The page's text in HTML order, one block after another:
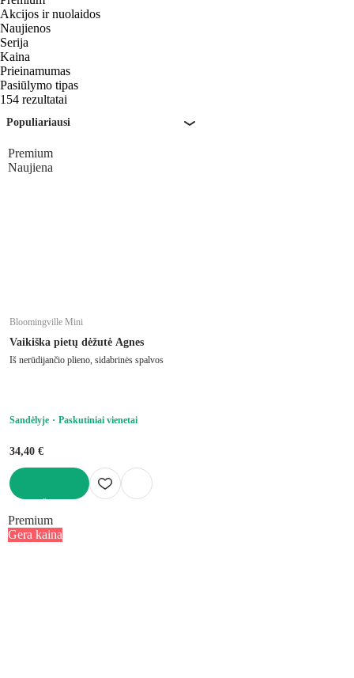
Akcijos ir nuolaidos
Naujienos
Serija
Kaina
Prieinamumas
Pasiūlymo tipas
154 rezultatai
Populiariausi
Premium
Naujiena
Bloomingville Mini
Vaikiška pietų dėžutė Agnes
Iš nerūdijančio plieno, sidabrinės spalvos
Sandėlyje Paskutiniai vienetai
34,40 €
Premium
Gera kaina